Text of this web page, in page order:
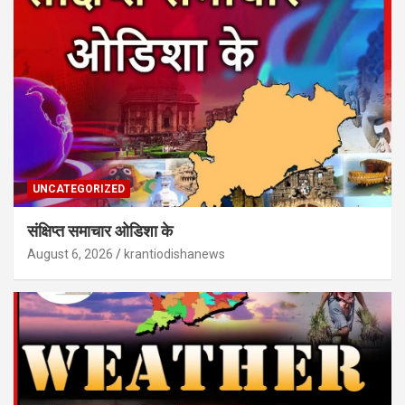
UNCATEGORIZED
संक्षिप्त समाचार ओडिशा के
August 6, 2026 krantiodishanews